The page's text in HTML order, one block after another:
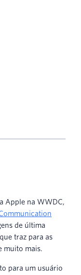
Apple na WWDC,
de última
traz para as
muito mais.
para um usuário